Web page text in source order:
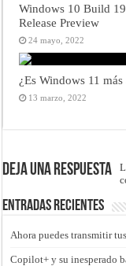
Windows 10 Build
Release Preview
24 mayo, 2022
¿Es Windows 11
13 marzo, 2022
Deja una respuesta
Entradas recientes
Ahora puedes transmitir
Copilot+ y su inesperado